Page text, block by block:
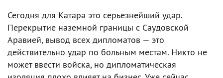
Сегодня для Катара это серьезнейший удар.
Перекрытие наземной границы с Саудовской
Аравией, вывод всех дипломатов — это
действительно удар по больным местам. Никто не
может ввести войска, но дипломатическая